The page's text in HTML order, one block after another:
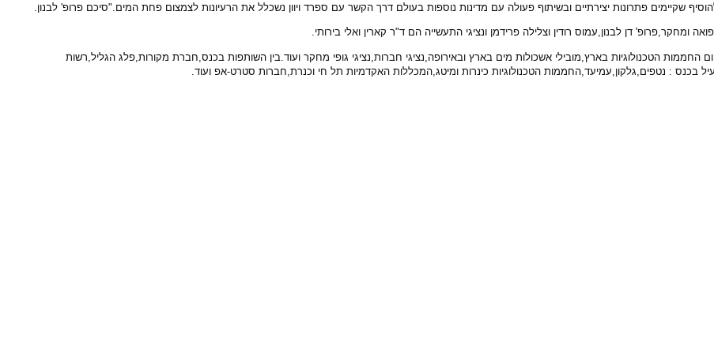
שקיימים פתרונות יצירתיים ובשיתוף פעולה עם מדינות נוספות בעולם דרך הקשר עם ספרד ויוון נשכלל את הרעיונות לצמצום פחת המים."סיכם פרופ' לבנון.
דן לבנון,עמוס רודין וצלילה פרידמן ונציגי התעשייה הם ד"ר קארין ואלי בירותי.
הטכנולוגיות בארץ,מובילי אשכולות מים בארץ ובאירופה,נציגי חברות,נציגי גופי מחקר ועוד.בין השותפות בכנס,חברת מקורות,פלג הגליל,רשות
בכנס : נטפים,גלקון,עמיעד,החממות הטכנולוגיות כינרות ומיטג,המכללות האקדמיות תל חי וכנרת,חברות סטרט-אפ ועוד.